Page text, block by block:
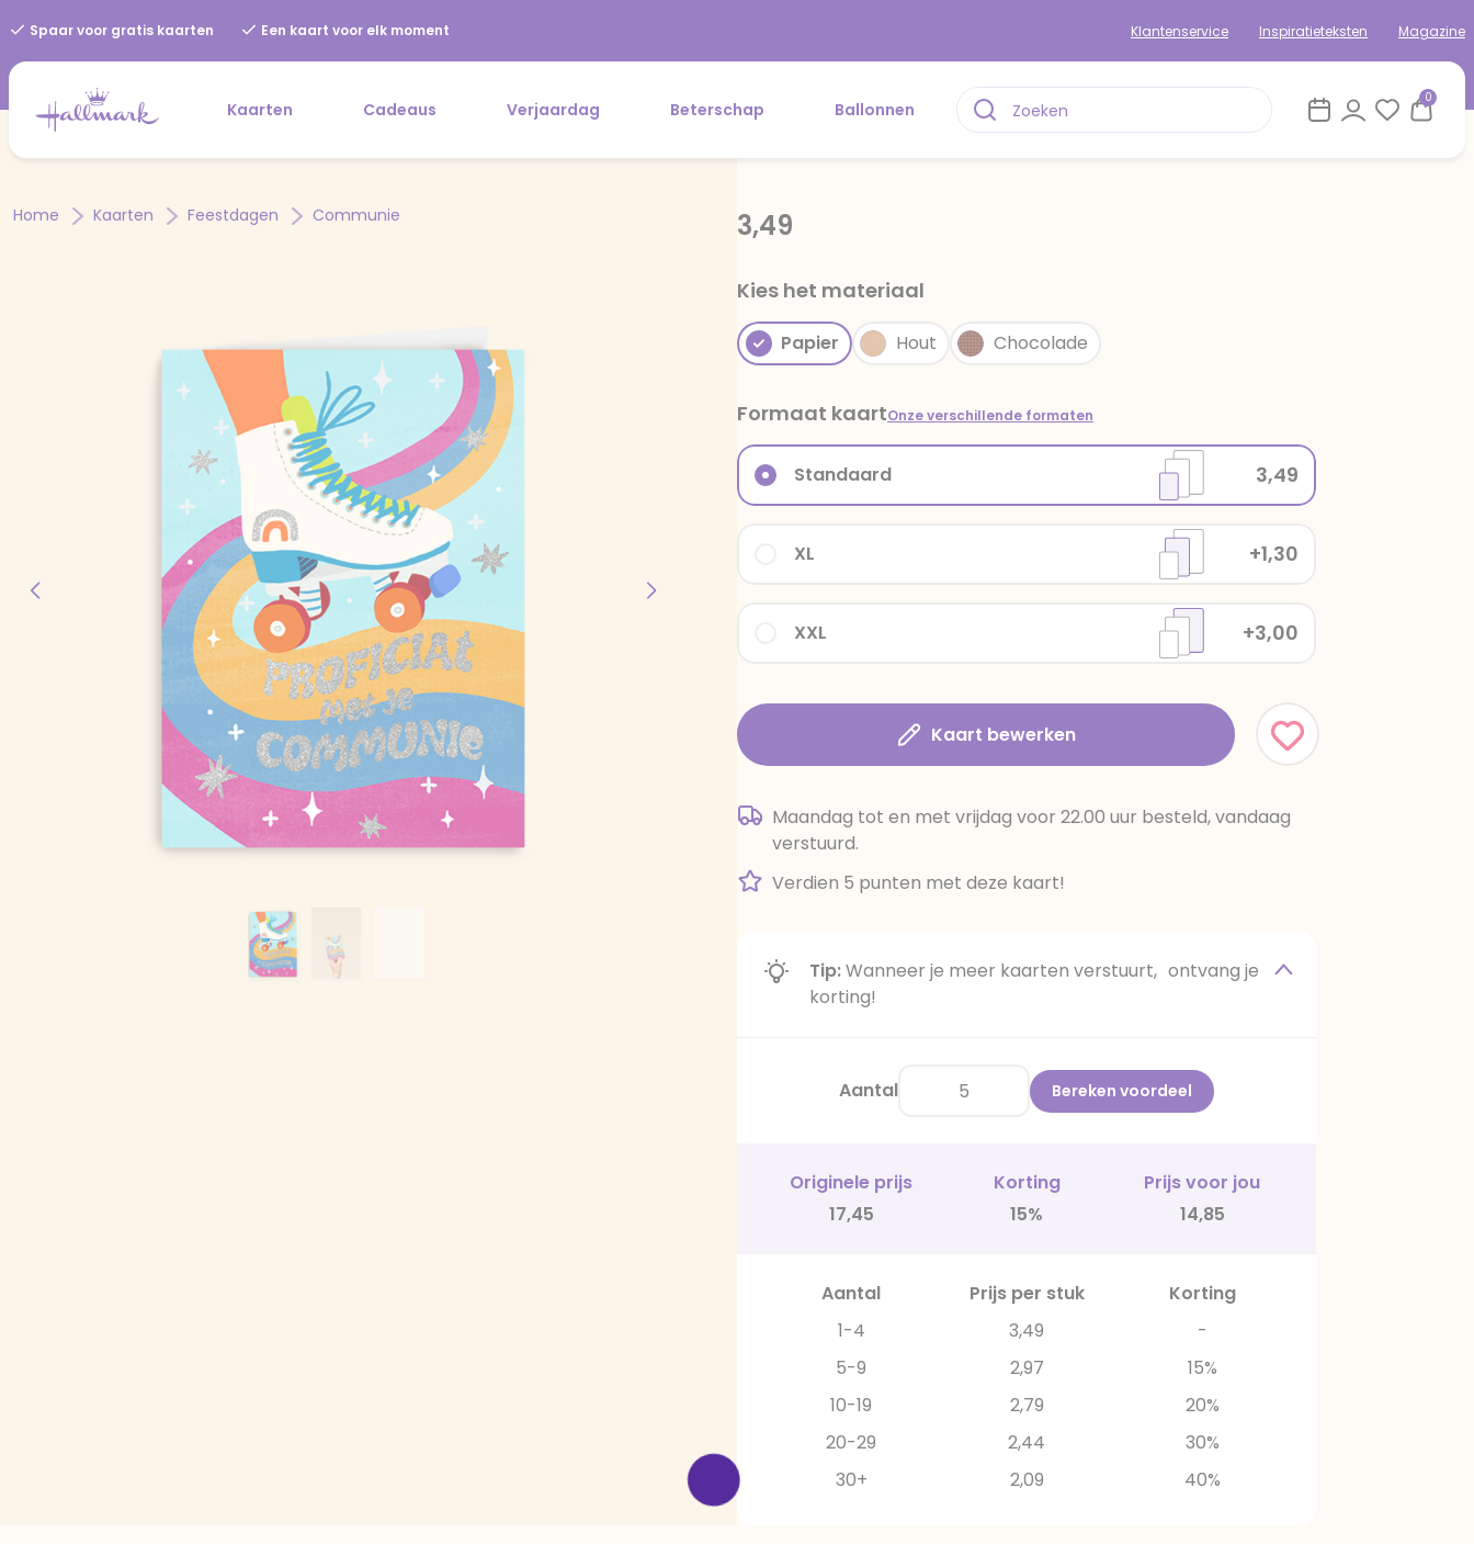
Spaar voor gratis kaarten Een kaart voor elk moment Klantenservice Inspiratieteksten Magazine
Kaarten Cadeaus Verjaardag Beterschap Ballonnen
0
Home Kaarten Feestdagen Communie 3,49
Kies het materiaal
Papier Hout Chocolade
Formaat kaartOnze verschillende formaten
XXL +3,00
XL +1,30
Standaard 3,49
Kaart bewerken
Maandag tot en met vrijdag voor 22.00 uur besteld, vandaag
verstuurd.
Verdien 5 punten met deze kaart!
Tip:Wanneer je meer kaarten verstuurt, ontvang je
korting!
Aantal Bereken voordeel
Originele prijs Korting
Prijs voor jou
17,45
15% 14,85
Aantal Prijs per stuk
Korting
1-4
3,49
-
5-9
2,97
15%
10-19
2,79
20%
20-29
2,44
30%
30+
2,09 40%